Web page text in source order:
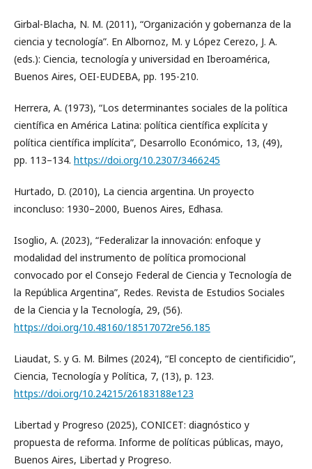
Girbal-Blacha, N. M. (2011), “Organización y gobernanza de la
ciencia y tecnología”. En Albornoz, M. y López Cerezo, J. A.
(eds.): Ciencia, tecnología y universidad en Iberoamérica,
Buenos Aires, OEI-EUDEBA, pp. 195-210.
Herrera, A. (1973), “Los determinantes sociales de la política
científica en América Latina: política científica explícita y
política científica implícita”, Desarrollo Económico, 13, (49),
pp. 113–134. https://doi.org/10.2307/3466245
Hurtado, D. (2010), La ciencia argentina. Un proyecto
inconcluso: 1930–2000, Buenos Aires, Edhasa.
Isoglio, A. (2023), “Federalizar la innovación: enfoque y
modalidad del instrumento de política promocional
convocado por el Consejo Federal de Ciencia y Tecnología de
la República Argentina”, Redes. Revista de Estudios Sociales
de la Ciencia y la Tecnología, 29, (56).
https://doi.org/10.48160/18517072re56.185
Liaudat, S. y G. M. Bilmes (2024), “El concepto de cientificidio”,
Ciencia, Tecnología y Política, 7, (13), p. 123.
https://doi.org/10.24215/26183188e123
Libertad y Progreso (2025), CONICET: diagnóstico y
propuesta de reforma. Informe de políticas públicas, mayo,
Buenos Aires, Libertad y Progreso.